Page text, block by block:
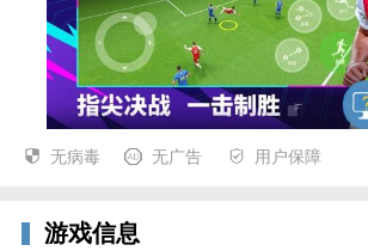
最佳球会九游版安卓特色
装，超清球员模型，尽情享受其中的
无病毒 无广告 用户保障
游戏信息